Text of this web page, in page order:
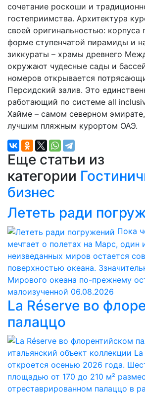
сочетание роскоши и
гостеприимства. Архитектура
своей оригинальностью: корпуса
форме ступенчатой пирамиды и
зиккураты – храмы древнего
окружают чудесные сады и
номеров открывается
Персидский залив. Это
работающий по системе all
Хайме – самом северном
лучшим пляжным курортом ОАЭ.
Еще статьи из
категории
бизнес
Лететь ради
Пока
мечтает о полетах на Марс, один
неизведанных миров остается
поверхностью океана.
Мирового океана по-прежнему
малоизученной 06.08.2026
La Réserve во
палаццо
итальянский объект коллекции La
откроется осенью 2026 года.
площадью от 170 до 210 м²
отреставрированном палаццо в